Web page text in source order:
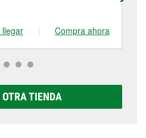
MO.
más información.
llegar | Compra ahora
OTRA TIENDA